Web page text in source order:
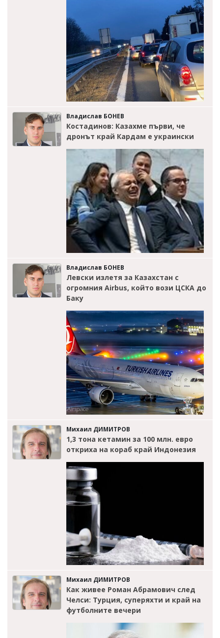
Владислав БОНЕВ
Костадинов: Казахме първи, че
дронът край Кардам е украински
Владислав БОНЕВ
Левски излетя за Казахстан с
огромния Airbus, който вози ЦСКА до
Баку
Михаил ДИМИТРОВ
1,3 тона кетамин за 100 млн. евро
откриха на кораб край Индонезия
Михаил ДИМИТРОВ
Как живее Роман Абрамович след
Челси: Турция, суперяхти и край на
футболните вечери